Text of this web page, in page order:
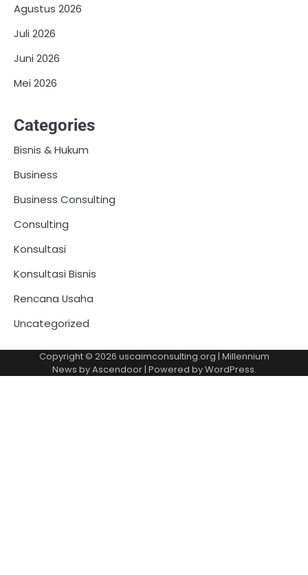
Agustus 2026
Juli 2026
Juni 2026
Mei 2026
Categories
Bisnis & Hukum
Business
Business Consulting
Consulting
Konsultasi
Konsultasi Bisnis
Rencana Usaha
Uncategorized
Copyright © 2026 uscaimconsulting.org | Millennium
News byAscendoor| Powered byWordPress.